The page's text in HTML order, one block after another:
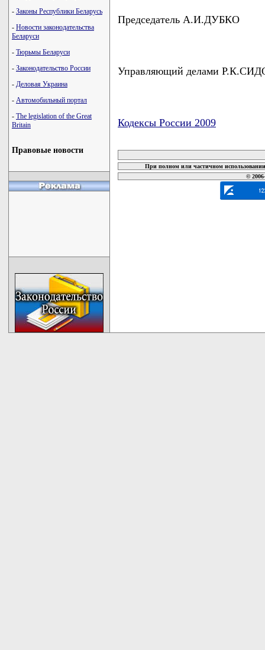
- Законы Республики Беларусь
- Новости законодательства
Беларуси
- Тюрьмы Беларуси
- Законодательство России
- Деловая Украина
- Автомобильный портал
- The legislation of the Great
Britain
Правовые новости
Председатель А.И.ДУБКО
Управляющий делами
Кодексы России 2009
При полном или частичном
©